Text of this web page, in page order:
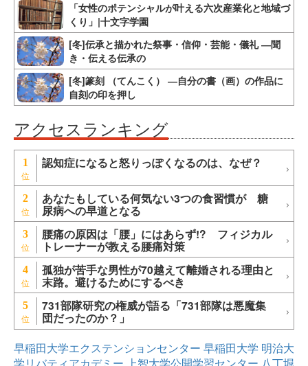
「女性のポテンシャルが叶える六次産業化と地域づ
くり」|十文字学園
[冬]伝承と描かれた祭事・信仰・芸能・儀礼 ―聞
き・伝える伝承の
[冬]篆刻 （てんこく） ―自分の書（画）の作品に
自刻の印を押し
アクセスランキング
1 認知症になると怒りっぽくなるのは、なぜ？
2 あなたもしている何気ない3つの食習慣が 糖
尿病への早道となる
3 腰痛の原因は「腰」にはあらず!? フィジカル
トレーナーが教える腰痛対策
4 孤独が苦手な男性が70越えて離婚される理由と
末路。避けるためにするべき
5 731部隊研究の権威が語る「731部隊は悪魔集
団だったのか？」
早稲田大学エクステンションセンター 早稲田大学 明治大